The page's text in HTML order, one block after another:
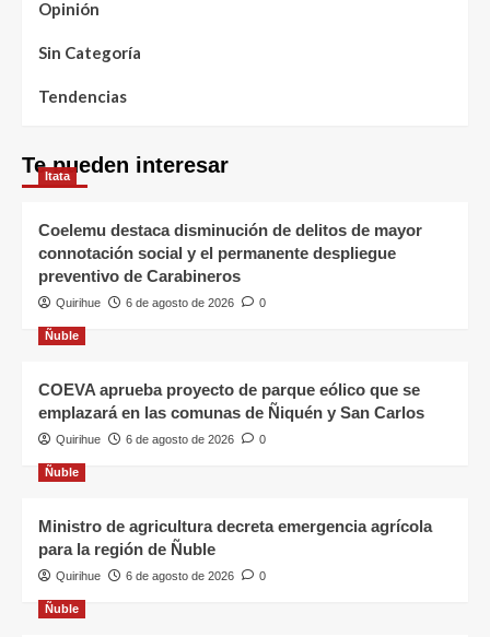
Opinión
Sin Categoría
Tendencias
Te pueden interesar
Itata
Coelemu destaca disminución de delitos de mayor
connotación social y el permanente despliegue
preventivo de Carabineros
Quirihue 6 de agosto de 2026 0
Ñuble
COEVA aprueba proyecto de parque eólico que se
emplazará en las comunas de Ñiquén y San Carlos
Quirihue 6 de agosto de 2026 0
Ñuble
Ministro de agricultura decreta emergencia agrícola
para la región de Ñuble
Quirihue 6 de agosto de 2026 0
Ñuble